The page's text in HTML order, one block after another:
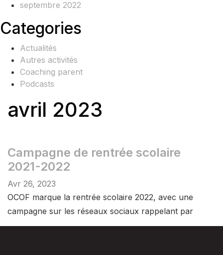
septembre 2022
Categories
Actualités
Autres activités
Coaching parent
Podcasts
avril 2023
Campagne de rentrée scolaire
2021-2022
Avr 26, 2023
OCOF marque la rentrée scolaire 2022, avec une
campagne sur les réseaux sociaux rappelant par